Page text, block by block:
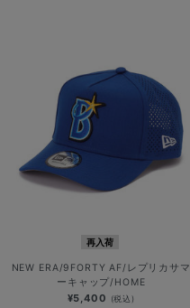
再入荷
NEW ERA/9FORTY AF/レプリカサマ
ーキャップ/HOME
¥5,400 (税込)